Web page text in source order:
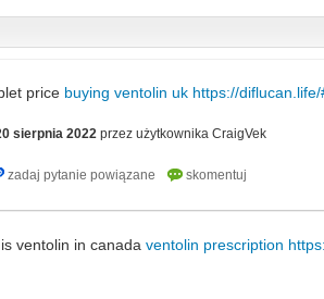
price buying ventolin uk https://diflucan.life/
sierpnia 2022 przez użytkownika CraigVek
ventolin in canada ventolin prescription